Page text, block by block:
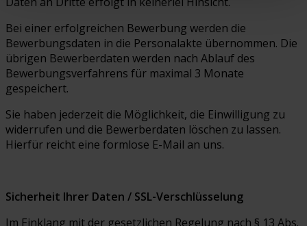
Bei einer erfolgreichen Bewerbung werden die
Bewerbungsdaten in die Personalakte übernommen. Die
übrigen Bewerberdaten werden nach Ablauf des
Bewerbungsverfahrens für maximal 3 Monate
gespeichert.
Sie haben jederzeit die Möglichkeit, die Einwilligung zu
widerrufen und die Bewerberdaten löschen zu lassen.
Hierfür reicht eine formlose E-Mail an uns.
Sicherheit Ihrer Daten / SSL-Verschlüsselung
Im Einklang mit der gesetzlichen Regelung nach § 13 Abs.